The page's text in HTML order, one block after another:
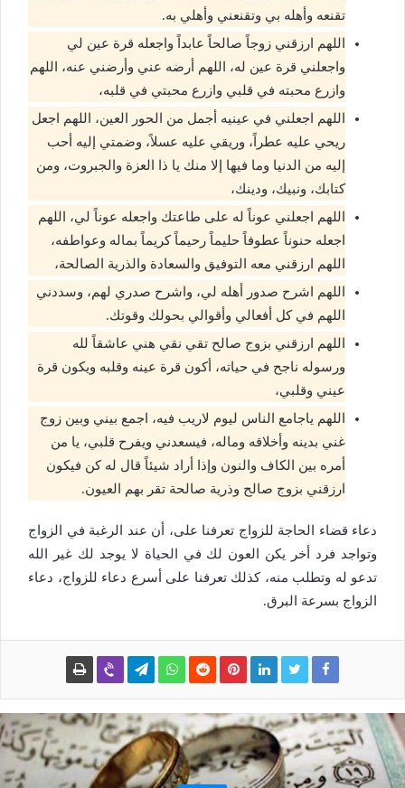
تقنعه وأهله بي وتقنعني وأهلي به.
اللهم ارزقني زوجاً صالحاً عابداً واجعله قرة عين لي
واجعلني قرة عين له، اللهم أرضه عني وأرضني عنه، اللهم
وازرع محبته في قلبي وازرع محبتي في قلبه،
اللهم اجعلني في عينيه أجمل من الحور العين، اللهم اجعل
ريحي عليه عطراً، وريقي عليه عسلاً، وضمتي إليه أحب
إليه من الدنيا وما فيها إلا منك يا ذا العزة والجبروت، ومن
كتابك، ونبيك، ودينك،
اللهم اجعلني عوناً له على طاعتك واجعله عوناً لي، اللهم
اجعله حنوناً عطوفاً حليماً رحيماً كريماً بماله وعواطفه،
اللهم ارزقني معه التوفيق والسعادة والذرية الصالحة،
اللهم اشرح صدور أهله لي، واشرح صدري لهم، وسددني
اللهم في كل أفعالي وأقوالي بحولك وقوتك.
اللهم ارزقني بزوج صالح تقي نقي هني عاشقاً لله
ورسوله ناجح في حياته، أكون قرة عينه وقلبه ويكون قرة
عيني وقلبي،
اللهم ياجامع الناس ليوم لاريب فيه، اجمع بيني وبين زوج
غني بدينه وأخلاقه وماله، فيسعدني ويفرح قلبي، يا من
أمره بين الكاف والنون وإذا أراد شيئاً قال له كن فيكون
ارزقني بزوج صالح وذرية صالحة تقر بهم العيون.
دعاء قضاء الحاجة للزواج تعرفنا على، أن عند الرغبة في الزواج
وتواجد فرد أخر يكن العون لك في الحياة لا يوجد لك غير الله
تدعو له وتطلب منه، كذلك تعرفنا على أسرع دعاء للزواج، دعاء
الزواج بسرعة البرق.